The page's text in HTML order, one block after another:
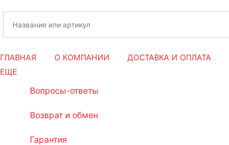
ГЛАВНАЯ О КОМПАНИИ ДОСТАВКА И ОПЛАТА
ЕЩЕ
вопросы-ответы
возврат и обмен
гарантия